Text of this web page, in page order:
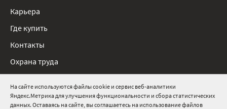
На сайте используются файлы cookie и сервис веб-аналитики
Яндекс.Метрика для улучшения функциональности и сбора статистических
данных. Оставаясь на сайте, вы соглашаетесь на использование файлов
8 800 511 91 82
Карьера
Где купить
Контакты
Охрана труда